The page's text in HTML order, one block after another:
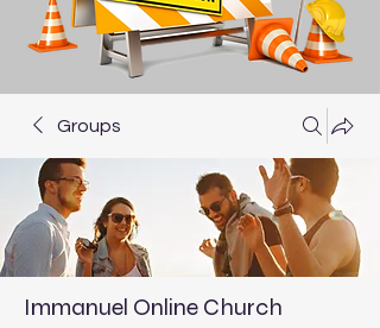
Groups
Immanuel Online Church